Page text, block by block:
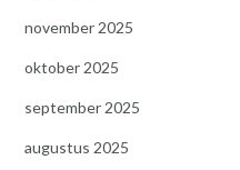
november 2025
oktober 2025
september 2025
augustus 2025